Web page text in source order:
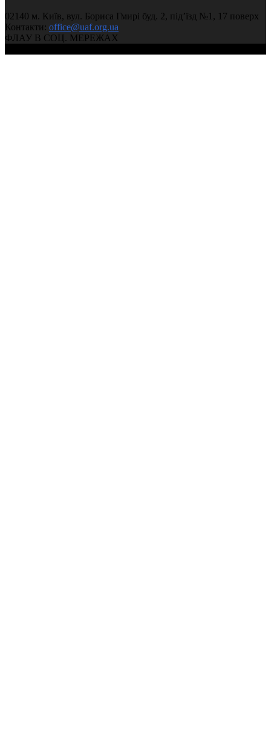
02140 м. Київ, вул. Бориса Гмирі буд. 2, під’їзд №1, 17 поверх
Контакти: office@uaf.org.ua
ФЛАУ В СОЦ. МЕРЕЖАХ